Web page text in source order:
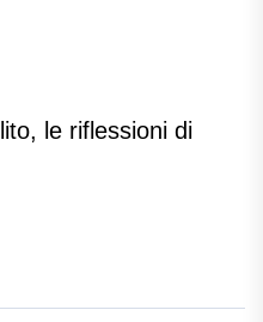
le riflessioni di